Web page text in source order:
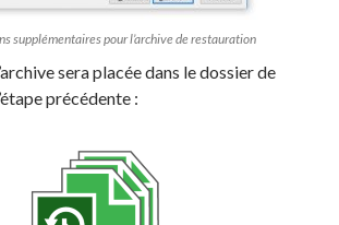
supplémentaires pour l’archive de restauration
sera placée dans le dossier de
précédente :